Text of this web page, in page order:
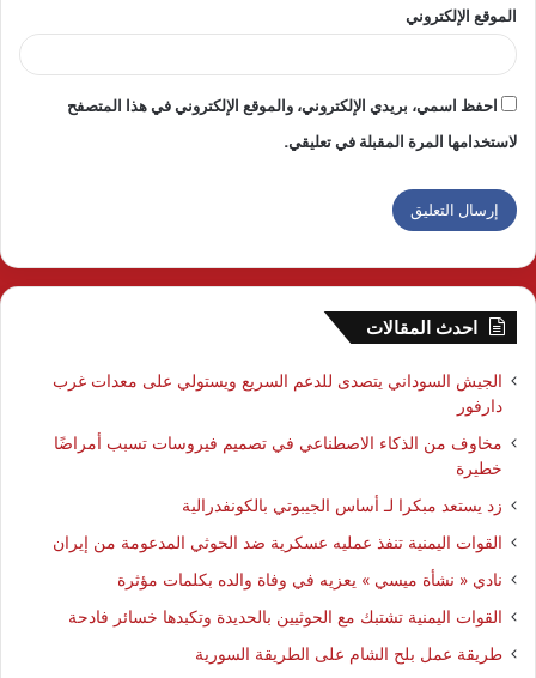
الموقع الإلكتروني
احفظ اسمي، بريدي الإلكتروني، والموقع الإلكتروني في هذا المتصفح
لاستخدامها المرة المقبلة في تعليقي.
احدث المقالات
الجيش السوداني يتصدى للدعم السريع ويستولي على معدات غرب
دارفور
مخاوف من الذكاء الاصطناعي في تصميم فيروسات تسبب أمراضًا
خطيرة
زد يستعد مبكرا لـ أساس الجيبوتي بالكونفدرالية
القوات اليمنية تنفذ عمليه عسكرية ضد الحوثي المدعومة من إيران
نادي « نشأة ميسي » يعزيه في وفاة والده بكلمات مؤثرة
القوات اليمنية تشتبك مع الحوثيين بالحديدة وتكبدها خسائر فادحة
طريقة عمل بلح الشام على الطريقة السورية